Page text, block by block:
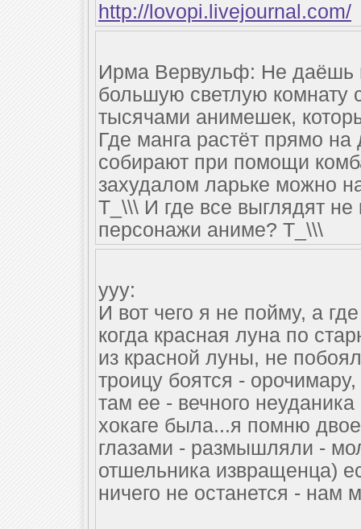
http://lovopi.livejournal.com/
Ирма Вервульф: Не даёшь
большую светлую комнату
тысячами анимешек,
Где манга растёт прямо
собирают при помощи
захудалом ларьке можно
Т_\\\ И где все выглядят
персонажи аниме? Т_\\\
ууу:
И вот чего я не пойму, а
когда красная луна по
из красной луны, не
троицу боятся -
там ее - вечного
хокаге была...я помню
глазами - размышляли -
отшельника извращенца)
ничего не останется - нам